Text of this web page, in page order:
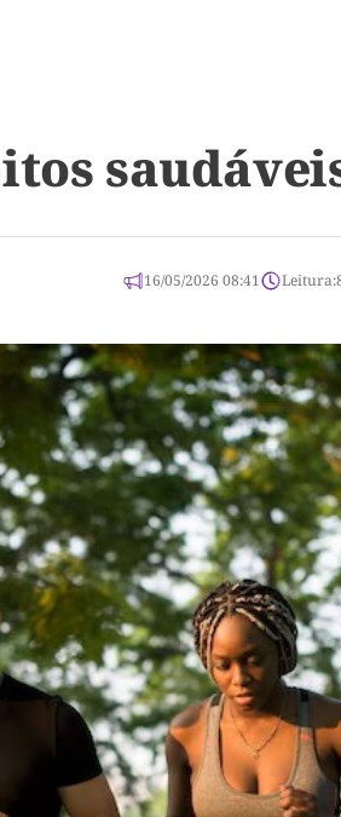
16/05/2026 08:41 Leitura: